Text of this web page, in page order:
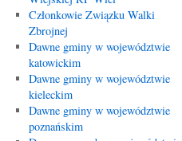
Członkowie Związku Walki
Zbrojnej
Dawne gminy w województwie
katowickim
Dawne gminy w województwie
kieleckim
Dawne gminy w województwie
poznańskim